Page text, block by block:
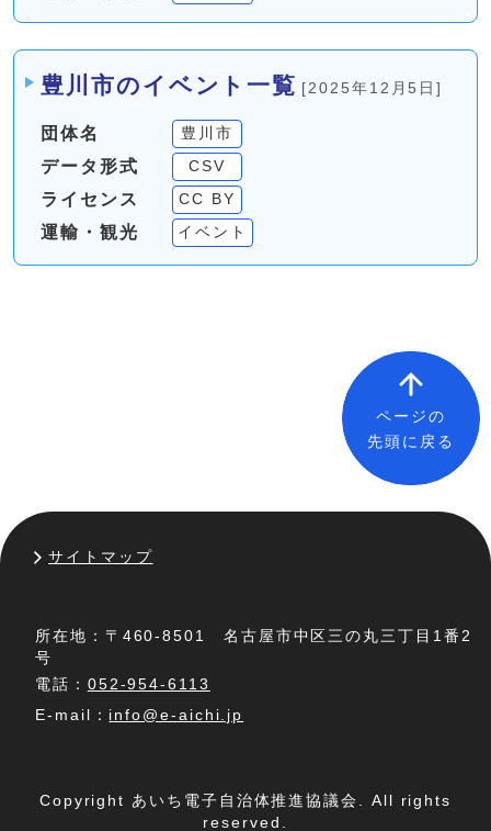
豊川市のイベント一覧 [2025年12月5日]
団体名 豊川市
データ形式 CSV
ライセンス CC BY
運輸・観光 イベント
ページの
先頭に戻る
サイトマップ
所在地：〒460-8501 名古屋市中区三の丸三丁目1番2
号
電話： 052-954-6113
E-mail： info@e-aichi.jp
Copyright あいち電子自治体推進協議会. All rights
reserved.